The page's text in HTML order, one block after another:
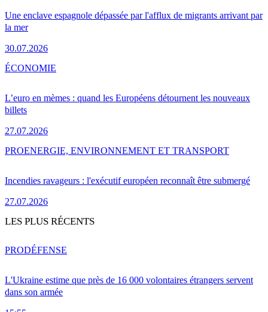
Une enclave espagnole dépassée par l'afflux de migrants arrivant par
la mer
30.07.2026
L’euro en mèmes : quand les Européens détournent les nouveaux
billets
27.07.2026
ÉCONOMIE
Incendies ravageurs : l'exécutif européen reconnaît être submergé
27.07.2026
PROENERGIE, ENVIRONNEMENT ET TRANSPORT
LES PLUS RÉCENTS
L'Ukraine estime que près de 16 000 volontaires étrangers servent
dans son armée
PRODÉFENSE